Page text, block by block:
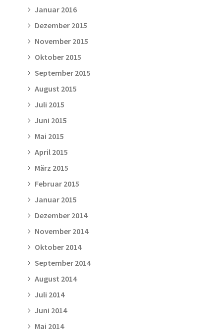
Januar 2016
Dezember 2015
November 2015
Oktober 2015
September 2015
August 2015
Juli 2015
Juni 2015
Mai 2015
April 2015
März 2015
Februar 2015
Januar 2015
Dezember 2014
November 2014
Oktober 2014
September 2014
August 2014
Juli 2014
Juni 2014
Mai 2014